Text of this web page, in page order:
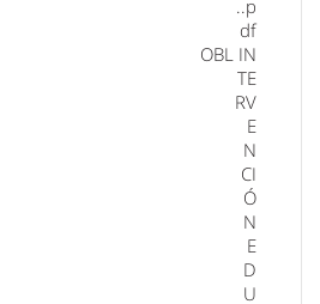
..p
df
OBL IN
TE
RV
E
N
CI
Ó
N
E
D
U